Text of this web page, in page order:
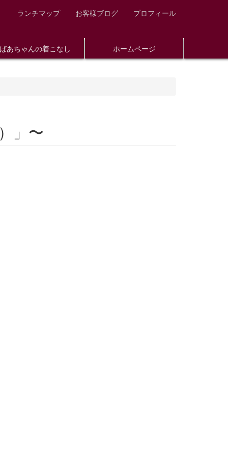
ランチマップ お客様ブログ プロフィール
あちゃんの着こなし ホームページ
」〜